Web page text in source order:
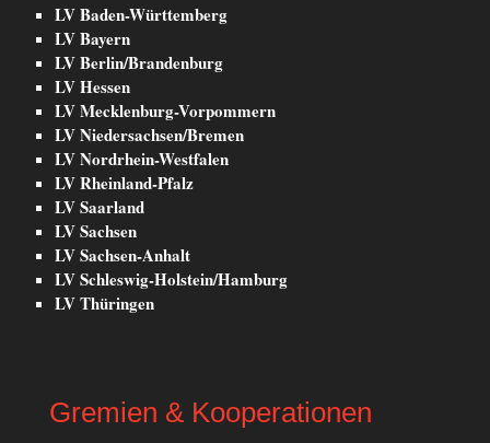
LV Baden-Württemberg
LV Bayern
LV Berlin/Brandenburg
LV Hessen
LV Mecklenburg-Vorpommern
LV Niedersachsen/Bremen
LV Nordrhein-Westfalen
LV Rheinland-Pfalz
LV Saarland
LV Sachsen
LV Sachsen-Anhalt
LV Schleswig-Holstein/Hamburg
LV Thüringen
Gremien & Kooperationen